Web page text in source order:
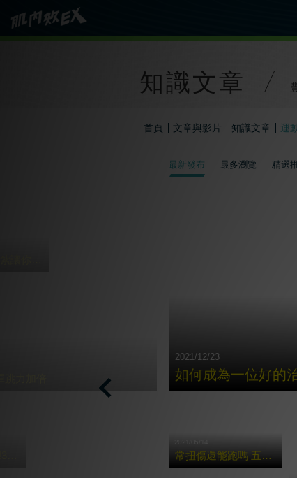
知識文章
首頁 文章與影片 知識文章 運
最新發布 最多瀏覽 精選
2021/12/23
如何成為⼀位好的
常扭傷還能跑嗎 五招腳踝保養術讓你享受奔馳快感